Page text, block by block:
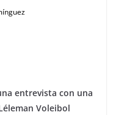
entrevista con una
Voleibol